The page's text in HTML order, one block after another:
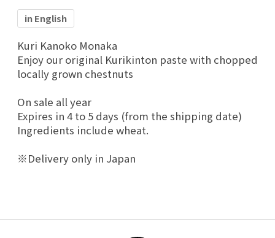
in English
Kuri Kanoko Monaka
Enjoy our original Kurikinton paste with chopped
locally grown chestnuts
On sale all year
Expires in 4 to 5 days (from the shipping date)
Ingredients include wheat.
※Delivery only in Japan